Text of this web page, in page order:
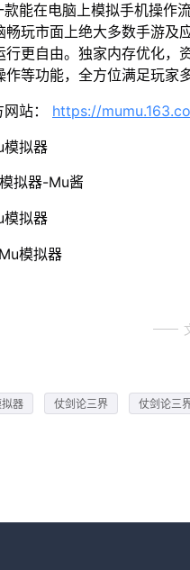
能在电脑上模拟手机操作
畅玩市面上绝大多数手游
行更自由。独家内存优化
等功能，全方位满足玩家多
站： https://
模拟器
拟器-Mu酱
模拟器
模拟器
器 仗剑论三界 仗剑论三